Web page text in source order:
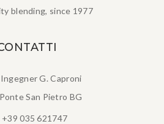
blending, since 1977
G. Caproni
San Pietro BG
+39 035 621747